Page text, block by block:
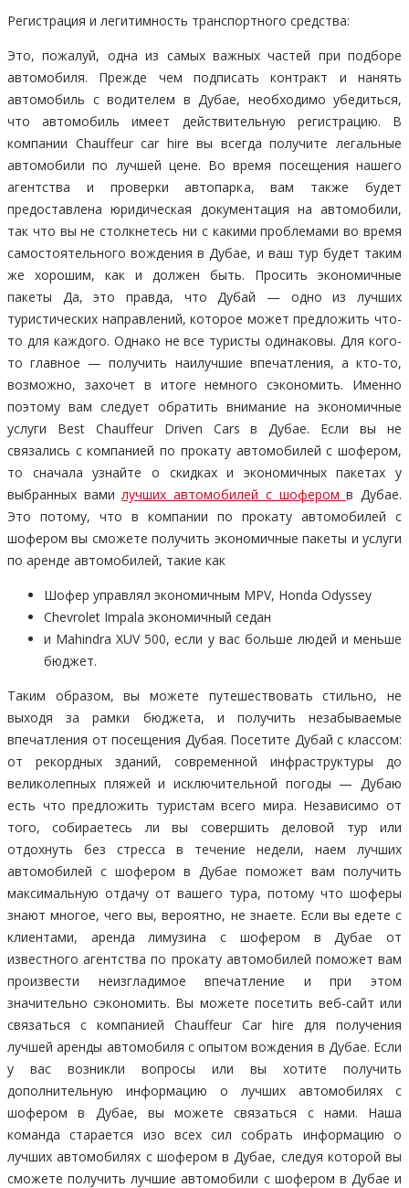
Регистрация и легитимность транспортного средства:
Это, пожалуй, одна из самых важных частей при подборе
автомобиля. Прежде чем подписать контракт и нанять
автомобиль с водителем в Дубае, необходимо убедиться,
что автомобиль имеет действительную регистрацию. В
компании Chauffeur car hire вы всегда получите легальные
автомобили по лучшей цене. Во время посещения нашего
агентства и проверки автопарка, вам также будет
предоставлена юридическая документация на автомобили,
так что вы не столкнетесь ни с какими проблемами во время
самостоятельного вождения в Дубае, и ваш тур будет таким
же хорошим, как и должен быть. Просить экономичные
пакеты Да, это правда, что Дубай — одно из лучших
туристических направлений, которое может предложить что-
то для каждого. Однако не все туристы одинаковы. Для кого-
то главное — получить наилучшие впечатления, а кто-то,
возможно, захочет в итоге немного сэкономить. Именно
поэтому вам следует обратить внимание на экономичные
услуги Best Chauffeur Driven Cars в Дубае. Если вы не
связались с компанией по прокату автомобилей с шофером,
то сначала узнайте о скидках и экономичных пакетах у
выбранных вамилучших автомобилей с шоферомв Дубае.
Это потому, что в компании по прокату автомобилей с
шофером вы сможете получить экономичные пакеты и услуги
по аренде автомобилей, такие как
Шофер управлял экономичным MPV, Honda Odyssey
Chevrolet Impala экономичный седан
и Mahindra XUV 500, если у вас больше людей и меньше
бюджет.
Таким образом, вы можете путешествовать стильно, не
выходя за рамки бюджета, и получить незабываемые
впечатления от посещения Дубая. Посетите Дубай с классом:
от рекордных зданий, современной инфраструктуры до
великолепных пляжей и исключительной погоды — Дубаю
есть что предложить туристам всего мира. Независимо от
того, собираетесь ли вы совершить деловой тур или
отдохнуть без стресса в течение недели, наем лучших
автомобилей с шофером в Дубае поможет вам получить
максимальную отдачу от вашего тура, потому что шоферы
знают многое, чего вы, вероятно, не знаете. Если вы едете с
клиентами, аренда лимузина с шофером в Дубае от
известного агентства по прокату автомобилей поможет вам
произвести неизгладимое впечатление и при этом
значительно сэкономить. Вы можете посетить веб-сайт или
связаться с компанией Chauffeur Car hire для получения
лучшей аренды автомобиля с опытом вождения в Дубае. Если
у вас возникли вопросы или вы хотите получить
дополнительную информацию о лучших автомобилях с
шофером в Дубае, вы можете связаться с нами. Наша
команда старается изо всех сил собрать информацию о
лучших автомобилях с шофером в Дубае, следуя которой вы
сможете получить лучшие автомобили с шофером в Дубае и